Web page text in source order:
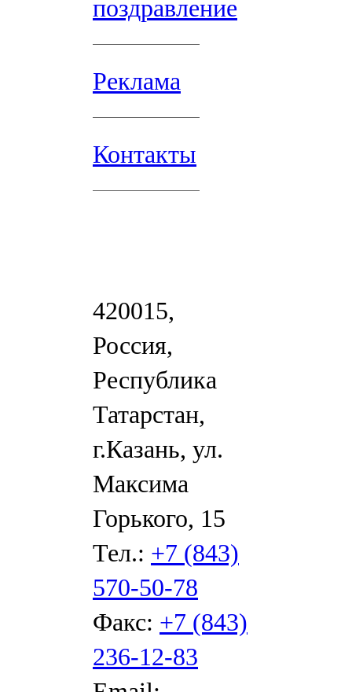
поздравление
Реклама
Контакты
420015,
Россия,
Республика
Татарстан,
г.Казань, ул.
Максима
Горького, 15
Тел.: +7 (843)
570-50-78
Факс: +7 (843)
236-12-83